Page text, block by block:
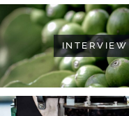
INTERVIEW